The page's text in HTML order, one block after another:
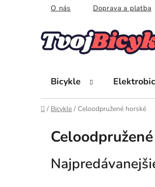
O nás Doprava a platba
Bicykle
Domov
/ Bicykle / Celoodpružené horské